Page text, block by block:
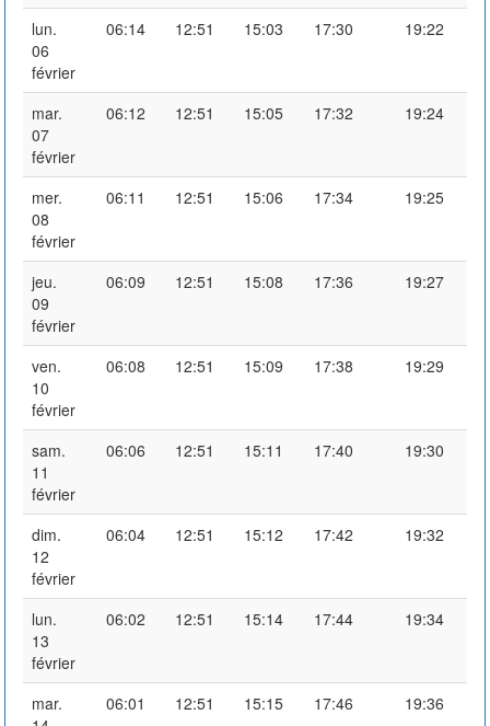
lun.
06
février
06:14 12:51 15:03 17:30 19:22
mar.
07
février
06:12 12:51 15:05 17:32 19:24
mer.
08
février
06:11 12:51 15:06 17:34 19:25
jeu.
09
février
06:09 12:51 15:08 17:36 19:27
ven.
10
février
06:08 12:51 15:09 17:38 19:29
sam.
11
février
06:06 12:51 15:11 17:40 19:30
dim.
12
février
06:04 12:51 15:12 17:42 19:32
lun.
13
février
06:02 12:51 15:14 17:44 19:34
mar.
06:01 12:51 15:15 17:46 19:36